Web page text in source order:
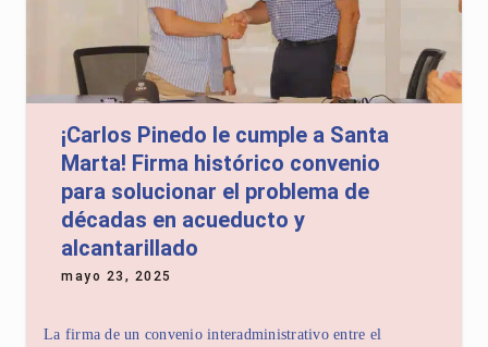
¡Carlos Pinedo le cumple a Santa
Marta! Firma histórico convenio
para solucionar el problema de
décadas en acueducto y
alcantarillado
mayo 23, 2025
La firma de un convenio interadministrativo entre el